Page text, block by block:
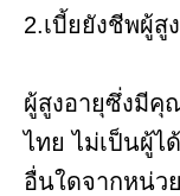
2.เบี้ยยังชีพผู้สู
ผู้สูงอายุซึ่งมี
ไทย ไม่เป็นผู้ไ
อื่นใดจากหน่ว